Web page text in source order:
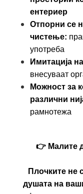
ентериер
Отпорни се
чистење:
употреба
Имитација
внесуваат
Можност за
различни
рамнотежа
👉 Малите
Плочките не
душата на